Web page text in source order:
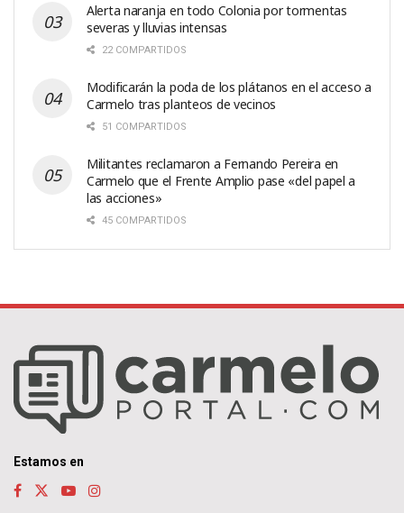
Alerta naranja en todo Colonia por tormentas
severas y lluvias intensas
22 COMPARTIDOS
Modificarán la poda de los plátanos en el acceso a
Carmelo tras planteos de vecinos
51 COMPARTIDOS
Militantes reclamaron a Fernando Pereira en
Carmelo que el Frente Amplio pase «del papel a
las acciones»
45 COMPARTIDOS
Estamos en